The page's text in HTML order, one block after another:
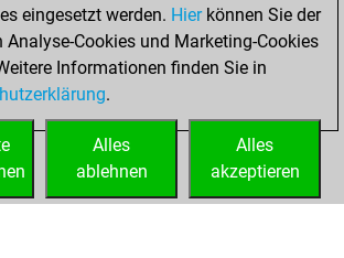
BeautyScore of 24
You achieved a
new Elo of 1648
You created
your Fritz account
eingesetzt werden. Hierkönnen Sie der
Analyse-Cookies und Marketing-Cookies
Informationen finden Sie in
.
Alles
akzeptieren
Alles
ablehnen